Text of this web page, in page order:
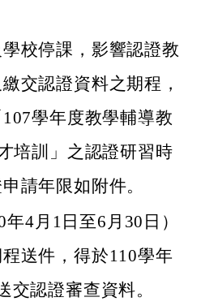
校停課，影響認證教
交認證資料之期程，
學年度教學輔導教
培訓」之認證研習時
請年限如附件。
4月1日至6月30日）
送件，得於110學年
交認證審查資料。